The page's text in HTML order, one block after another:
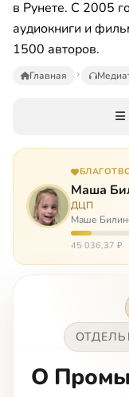
в Рунете. С 2005
аудиокниги и
1500 авторов.
Главная
Маша
ДЦП
Маше
всё-таки
45 036,37 ₽
О